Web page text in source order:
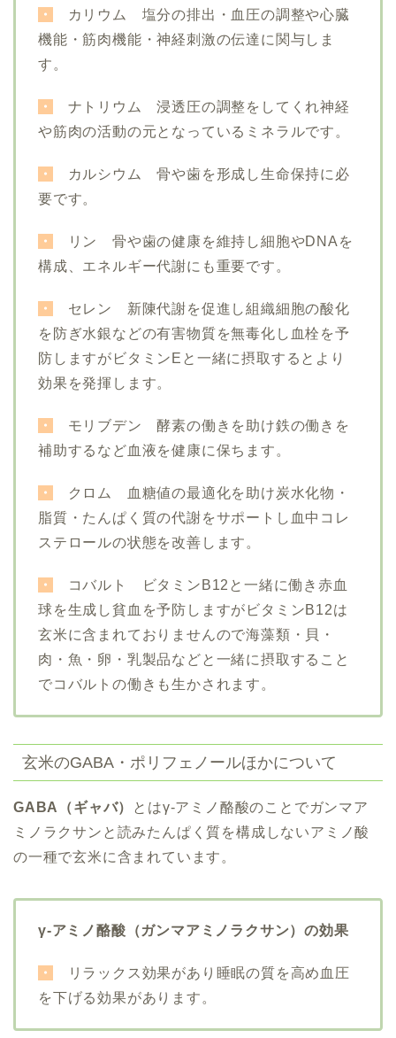
・
カリウム 塩分の排出・血圧の調整や心臓
機能・筋肉機能・神経刺激の伝達に関与しま
す。
・
ナトリウム 浸透圧の調整をしてくれ神経
や筋肉の活動の元となっているミネラルです。
・
カルシウム 骨や歯を形成し生命保持に必
要です。
・
リン 骨や歯の健康を維持し細胞やDNAを
構成、エネルギー代謝にも重要です。
・
セレン 新陳代謝を促進し組織細胞の酸化
を防ぎ水銀などの有害物質を無毒化し血栓を予
防しますがビタミンEと一緒に摂取するとより
効果を発揮します。
・
モリブデン 酵素の働きを助け鉄の働きを
補助するなど血液を健康に保ちます。
・
クロム 血糖値の最適化を助け炭水化物・
脂質・たんぱく質の代謝をサポートし血中コレ
ステロールの状態を改善します。
・
コバルト ビタミンB12と一緒に働き赤血
球を生成し貧血を予防しますがビタミンB12は
玄米に含まれておりませんので海藻類・貝・
肉・魚・卵・乳製品などと一緒に摂取すること
でコバルトの働きも生かされます 。
玄米のGABA・ポリフェノールほかについて
GABA（ギャバ） とはγ-アミノ酪酸のことでガンマア
ミノラクサンと読みたんぱく質を構成しないアミノ酸
の一種で玄米に含まれています。
γ-アミノ酪酸（ガンマアミノラクサン）の効果
・
リラックス効果があり睡眠の質を高め血圧
を下げる効果があります。